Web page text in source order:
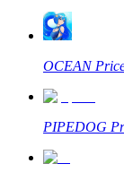
Анализ
и т. д.
OCEAN
PIPEDOG